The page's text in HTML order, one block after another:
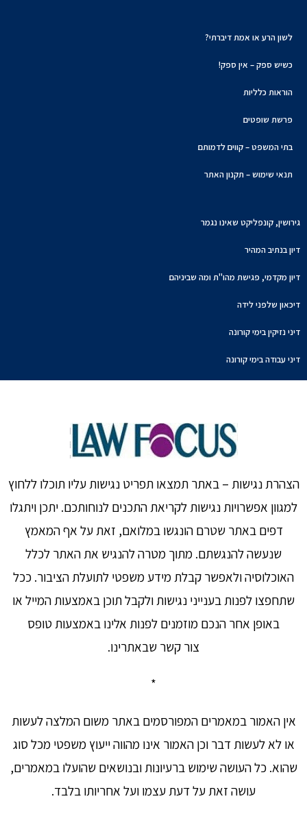
לשון הרע או אמת דיברתי?
כשיש ספק – אין ספק!
הוראות כלליות
פרשת שופטים
בתי המשפט – קווים לדמותם
תנאי שימוש – תקנון האתר
גירושין, קונפליקט שאינו נגמר
דיון בנתיב המהיר
דיון מקדמי, פגישת מהו"ת ומה שביניהם
דיכאון שלפני לידה
דיני נזיקין בימי קורונה
דיני עבודה בימי קורונה
הצהרת נגישות – באתר תמצאו תפריט נגישות עליו תוכלו ללחוץ
למגוון אפשרויות נגישות לקריאת התכנים לנוחותכם. יתכן ויתגלו
דפים באתר שטרם הונגשו במלואם, זאת על אף המאמץ
שנעשה להנגשתם. מתוך מטרה להנגיש את האתר לכלל
האוכלוסיה ולאפשר קבלת מידע משפטי לתועלת הציבור. ככל
שתחפצו לפנות בענייני נגישות ולקבל תוכן באמצעות המייל או
באופן אחר הנכם מוזמנים לפנות אלינו באמצעות טופס
צור קשר שבאתרינו.
*
אין האמור במאמרים המפורסמים באתר משום המלצה לעשות
או לא לעשות דבר וכן האמור אינו מהווה ייעוץ משפטי מכל סוג
שהוא. כל העושה שימוש ברעיונות ובנושאים שהועלו במאמרים,
עושה זאת על דעת עצמו ועל אחריותו בלבד.